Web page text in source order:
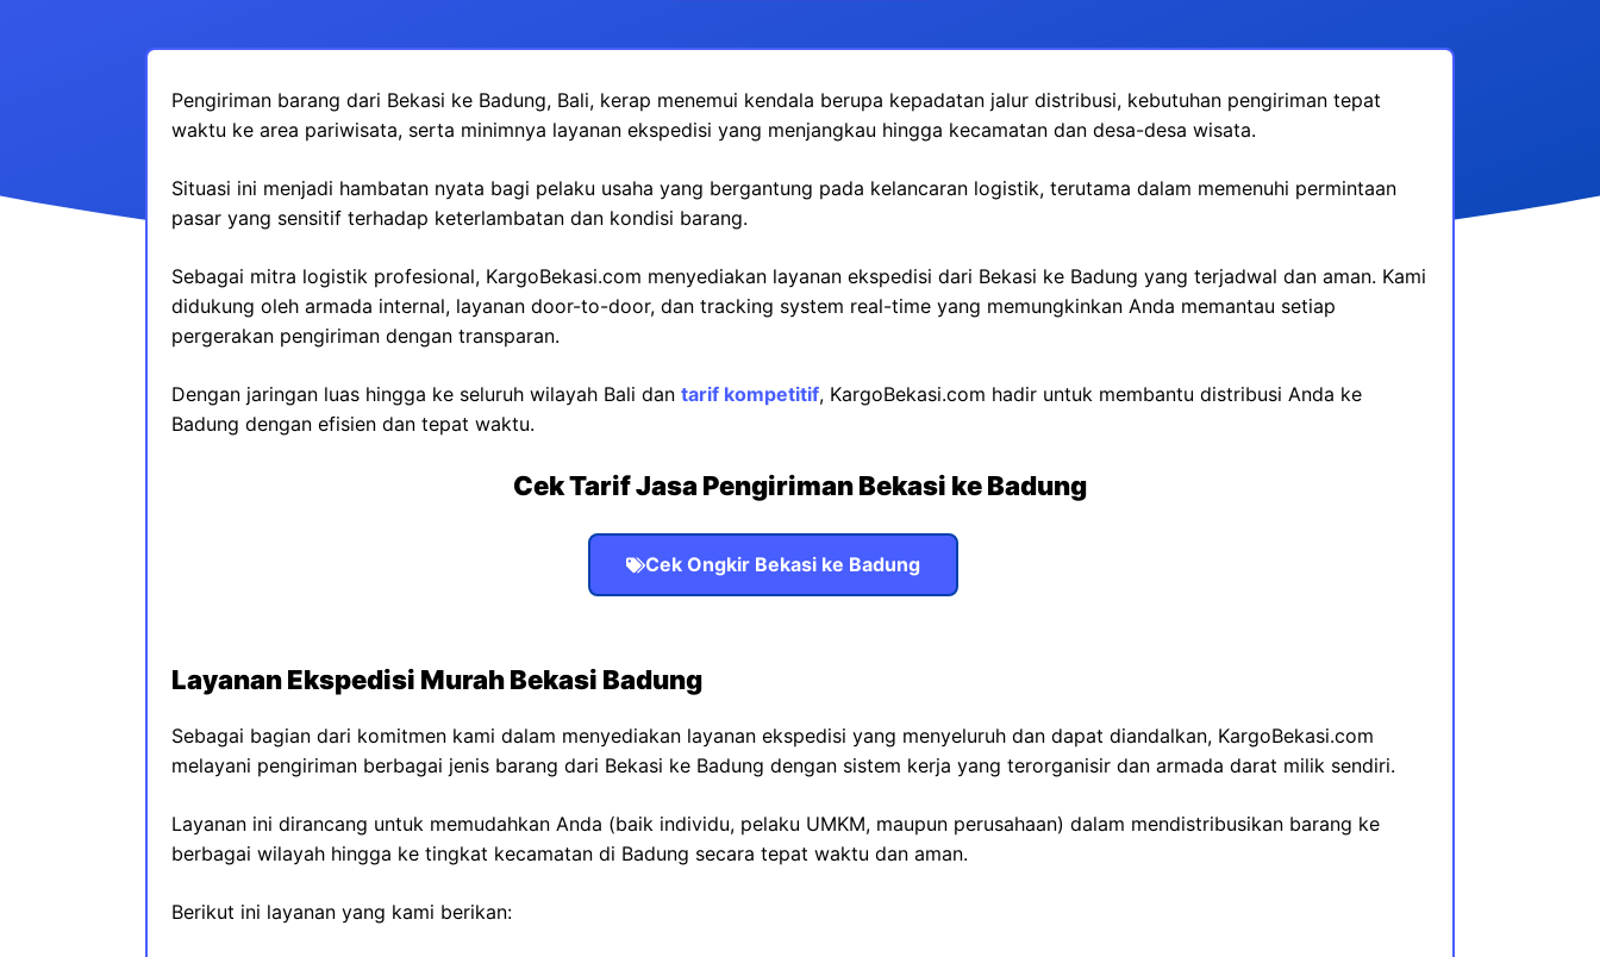
Pengiriman barang dari Bekasi ke Badung, Bali, kerap menemui kendala berupa kepadatan jalur distribusi, kebutuhan pengiriman tepat
waktu ke area pariwisata, serta minimnya layanan ekspedisi yang menjangkau hingga kecamatan dan desa-desa wisata.
Situasi ini menjadi hambatan nyata bagi pelaku usaha yang bergantung pada kelancaran logistik, terutama dalam memenuhi permintaan
pasar yang sensitif terhadap keterlambatan dan kondisi barang.
Sebagai mitra logistik profesional, KargoBekasi.com menyediakan layanan ekspedisi dari Bekasi ke Badung yang terjadwal dan aman. Kami
didukung oleh armada internal, layanan door-to-door, dan tracking system real-time yang memungkinkan Anda memantau setiap
pergerakan pengiriman dengan transparan.
Dengan jaringan luas hingga ke seluruh wilayah Bali dan tarif kompetitif, KargoBekasi.com hadir untuk membantu distribusi Anda ke
Badung dengan efisien dan tepat waktu.
Cek Tarif Jasa Pengiriman Bekasi ke Badung
Cek Ongkir Bekasi ke Badung
Layanan Ekspedisi Murah Bekasi Badung
Sebagai bagian dari komitmen kami dalam menyediakan layanan ekspedisi yang menyeluruh dan dapat diandalkan, KargoBekasi.com
melayani pengiriman berbagai jenis barang dari Bekasi ke Badung dengan sistem kerja yang terorganisir dan armada darat milik sendiri.
Layanan ini dirancang untuk memudahkan Anda (baik individu, pelaku UMKM, maupun perusahaan) dalam mendistribusikan barang ke
berbagai wilayah hingga ke tingkat kecamatan di Badung secara tepat waktu dan aman.
Berikut ini layanan yang kami berikan: